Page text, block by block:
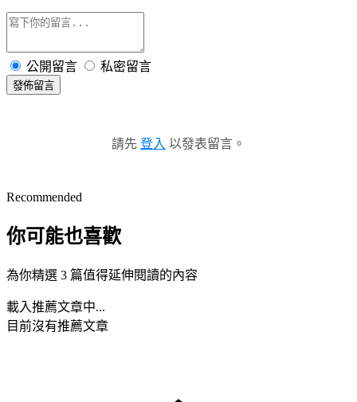
公開留言 私密留言
發佈留言
請先 登入 以發表留言。
Recommended
你可能也喜歡
為你精選 3 篇值得延伸閱讀的內容
載入推薦文章中...
目前沒有推薦文章